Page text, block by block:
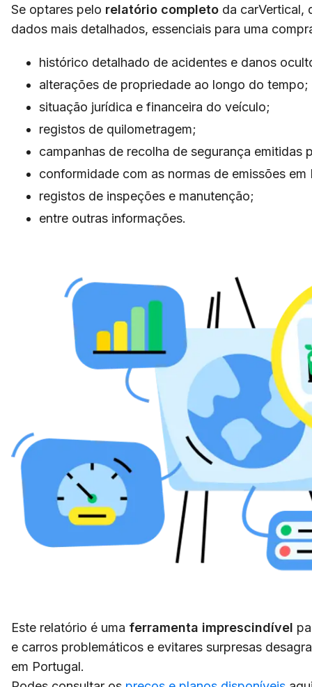
Se optares pelo relatório completo da carVertical,
dados mais detalhados, essenciais para uma
histórico detalhado de acidentes e danos
alterações de propriedade ao longo do tempo;
situação jurídica e financeira do veículo;
registos de quilometragem;
campanhas de recolha de segurança emitidas
conformidade com as normas de emissões em
registos de inspeções e manutenção;
entre outras informações.
Este relatório é uma ferramenta imprescindível
e carros problemáticos e evitares surpresas
em Portugal.